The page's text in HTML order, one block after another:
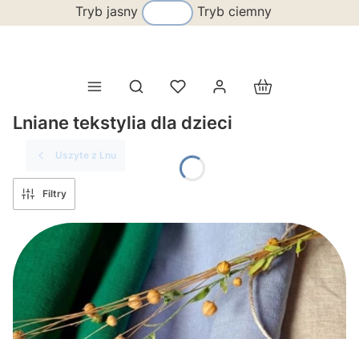
Tryb jasny Tryb ciemny
Otwórz wyszukiwarkę Produkty w
Lniane tekstylia dla dzieci
Uszyte z Lnu
Filtry